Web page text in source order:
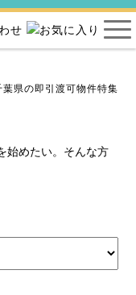
葉県の即引渡可物件特集
始めたい。そんな方